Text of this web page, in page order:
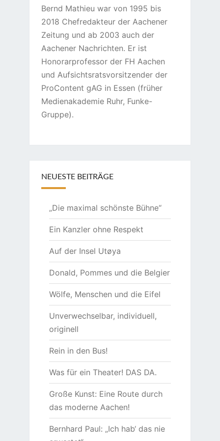
Bernd Mathieu war von 1995 bis
2018 Chefredakteur der Aachener
Zeitung und ab 2003 auch der
Aachener Nachrichten. Er ist
Honorarprofessor der FH Aachen
und Aufsichtsratsvorsitzender der
ProContent gAG in Essen (früher
Medienakademie Ruhr, Funke-
Gruppe).
NEUESTE BEITRÄGE
„Die maximal schönste Bühne“
Ein Kanzler ohne Respekt
Auf der Insel Utøya
Donald, Pommes und die Belgier
Wölfe, Menschen und die Eifel
Unverwechselbar, individuell,
originell
Rein in den Bus!
Was für ein Theater! DAS DA.
Große Kunst: Eine Route durch
das moderne Aachen!
Bernhard Paul: „Ich hab‘ das nie